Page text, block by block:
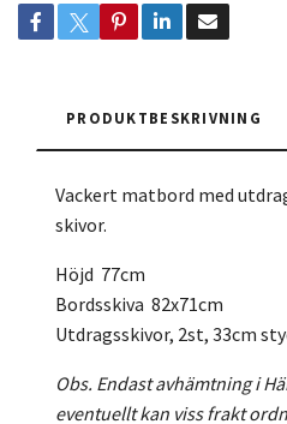
PRODUKTBESKRIVNING
Vackert matbord med
skivor.
Höjd 77cm
Bordsskiva 82x71cm
Utdragsskivor, 2st, 33cm
Obs. Endast avhämtning i
eventuellt kan viss frakt